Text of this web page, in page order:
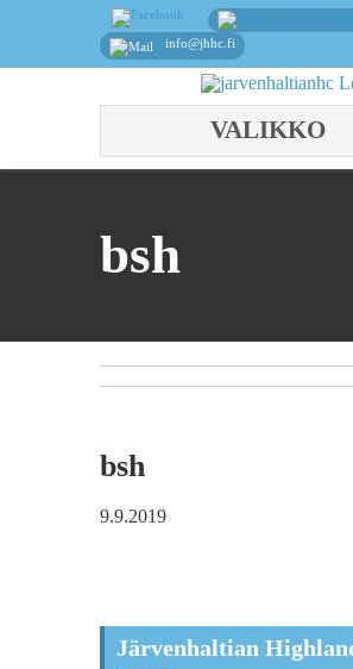
info@jhhc.fi
VALIKKO
bsh
bsh
9.9.2019
Järvenhaltian